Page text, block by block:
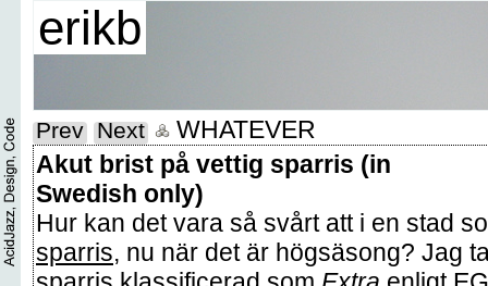
erikb
Prev Next
WHATEVER
Akut brist på vettig sparris (in
Swedish only)
Hur kan det vara så svårt att i en stad
sparris, nu när det är högsäsong? Jag